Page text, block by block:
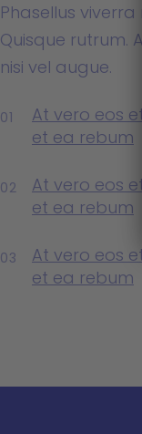
Phasellus
Quisque rutrum.
nisi vel augue.
01
At vero eos
et ea rebum
02
At vero eos
et ea rebum
03
At vero eos
et ea rebum